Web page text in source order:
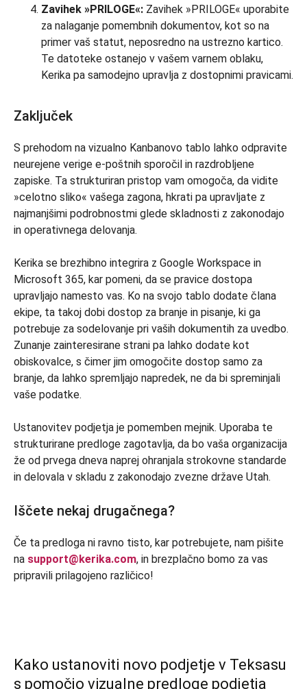
Zavihek »PRILOGE«: Zavihek »PRILOGE« uporabite
za nalaganje pomembnih dokumentov, kot so na
primer vaš statut, neposredno na ustrezno kartico.
Te datoteke ostanejo v vašem varnem oblaku,
Kerika pa samodejno upravlja z dostopnimi pravicami.
Zaključek
S prehodom na vizualno Kanbanovo tablo lahko odpravite
neurejene verige e-poštnih sporočil in razdrobljene
zapiske. Ta strukturiran pristop vam omogoča, da vidite
»celotno sliko« vašega zagona, hkrati pa upravljate z
najmanjšimi podrobnostmi glede skladnosti z zakonodajo
in operativnega delovanja.
Kerika se brezhibno integrira z Google Workspace in
Microsoft 365, kar pomeni, da se pravice dostopa
upravljajo namesto vas. Ko na svojo tablo dodate člana
ekipe, ta takoj dobi dostop za branje in pisanje, ki ga
potrebuje za sodelovanje pri vaših dokumentih za uvedbo.
Zunanje zainteresirane strani pa lahko dodate kot
obiskovalce, s čimer jim omogočite dostop samo za
branje, da lahko spremljajo napredek, ne da bi spreminjali
vaše podatke.
Ustanovitev podjetja je pomemben mejnik. Uporaba te
strukturirane predloge zagotavlja, da bo vaša organizacija
že od prvega dneva naprej ohranjala strokovne standarde
in delovala v skladu z zakonodajo zvezne države Utah.
Iščete nekaj drugačnega?
Če ta predloga ni ravno tisto, kar potrebujete, nam pišite
na support@kerika.com, in brezplačno bomo za vas
pripravili prilagojeno različico!
Kako ustanoviti novo podjetje v Teksasu
s pomočjo vizualne predloge podjetja